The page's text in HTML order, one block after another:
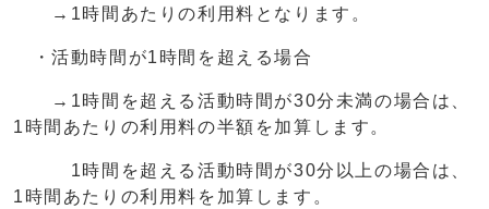
→1時間あたりの利用料となります。
・活動時間が1時間を超える場合
→1時間を超える活動時間が30分未満の場合は、
1時間あたりの利用料の半額を加算します。
1時間を超える活動時間が30分以上の場合は、
1時間あたりの利用料を加算します。